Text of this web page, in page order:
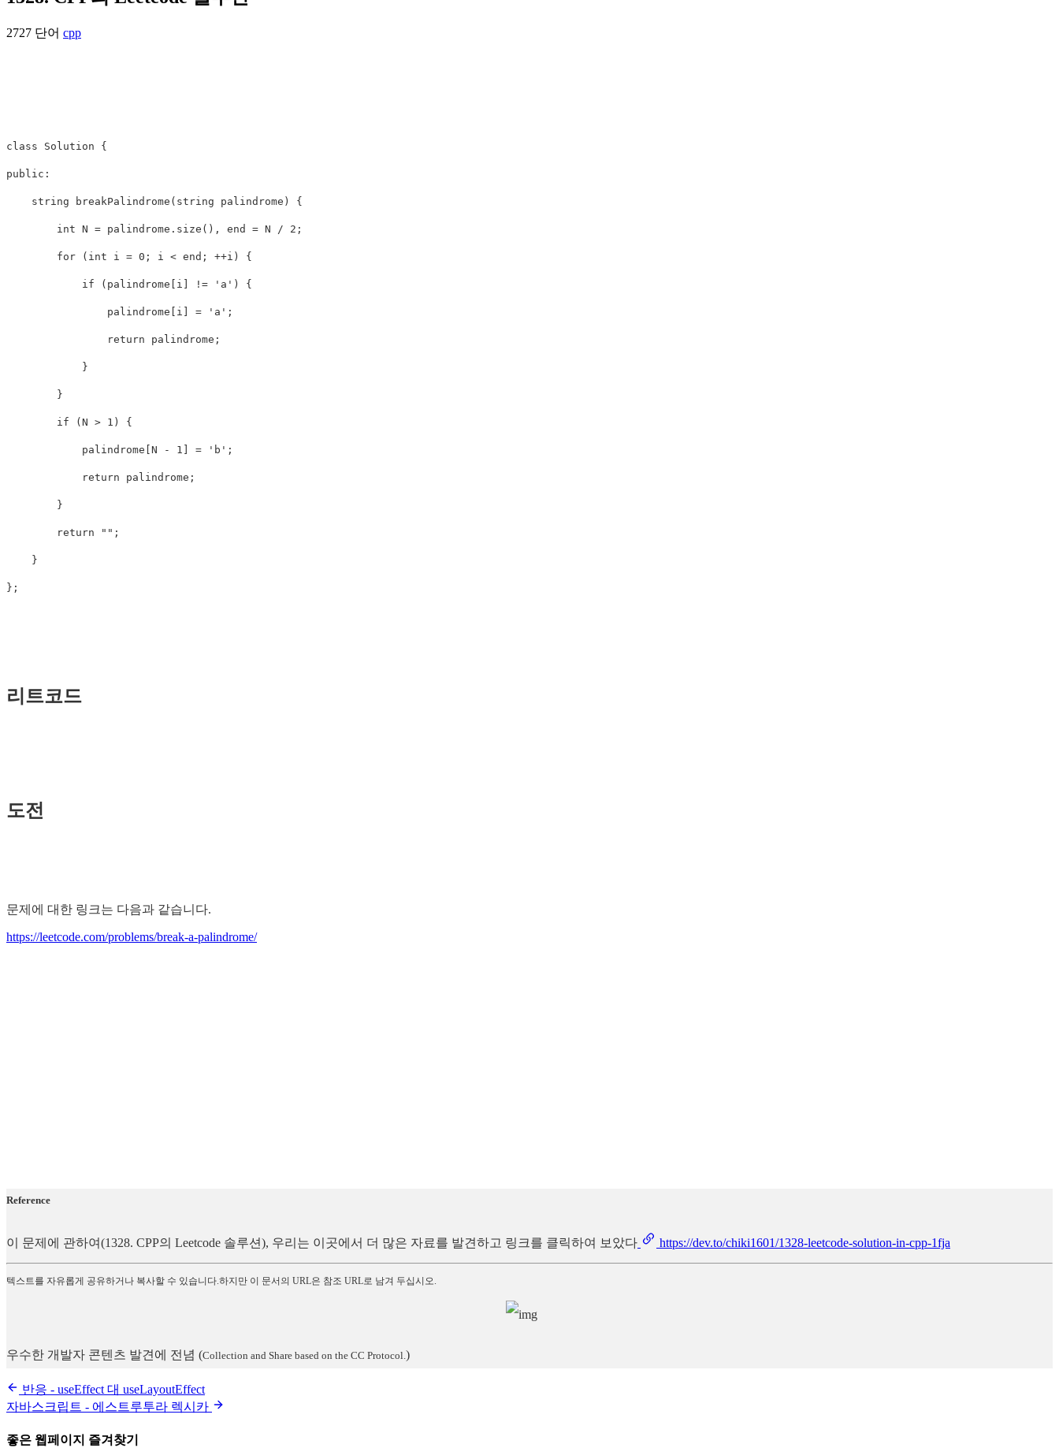
2727 단어 cpp
class Solution {
public:
string breakPalindrome ( string palindrome ) {
int N = palindrome . size (), end = N / 2 ;
for ( int i = 0 ; i < end ; ++i ) {
if ( palindrome i != 'a' ) {
palindrome i = 'a' ;
return palindrome ;
}
}
if ( N > 1 ) {
palindrome N - 1 = 'b' ;
return palindrome ;
}
return "" ;
}
};
리트코드
도전
문제에 대한 링크는 다음과 같습니다.
https://leetcode.com/problems/break-a-palindrome/
Reference
이 문제에 관하여(1328. CPP의 Leetcode 솔루션), 우리는 이곳에서 더 많은 자료를 발견하고 링크를 클릭하여 보았다 https://dev.to/chiki1601/1328-leetcode-solution-in-cpp-1fja
텍스트를 자유롭게 공유하거나 복사할 수 있습니다.하지만 이 문서의 URL은 참조 URL로 남겨 두십시오.
우수한 개발자 콘텐츠 발견에 전념 (Collection and Share based on the CC Protocol.)
반응 - useEffect 대 useLayoutEffect
자바스크립트 - 에스트루투라 렉시카
좋은 웹페이지 즐겨찾기